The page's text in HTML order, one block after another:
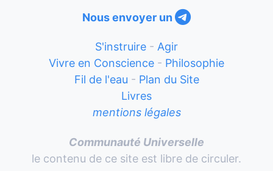
Nous envoyer un
S'instruire - Agir
Vivre en Conscience - Philosophie
Fil de l'eau - Plan du Site
Livres
mentions légales
Communauté Universelle
le contenu de ce site est libre de circuler.